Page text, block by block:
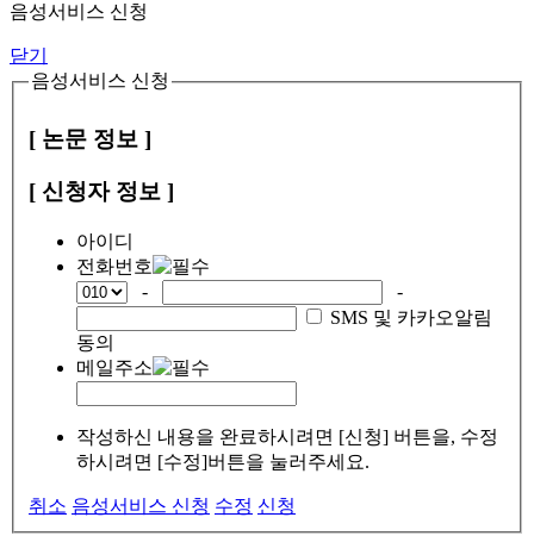
음성서비스 신청
닫기
음성서비스 신청
[ 논문 정보 ]
[ 신청자 정보 ]
아이디
전화번호
-
-
SMS 및 카카오알림
동의
메일주소
작성하신 내용을 완료하시려면 [신청] 버튼을, 수정
하시려면 [수정]버튼을 눌러주세요.
취소 음성서비스 신청 수정 신청